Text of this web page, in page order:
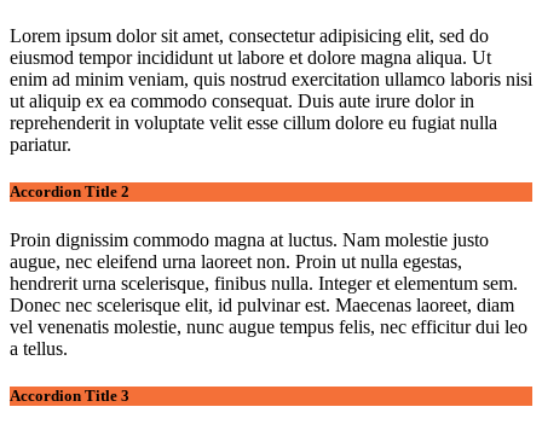
Lorem ipsum dolor sit amet, consectetur adipisicing elit, sed do
eiusmod tempor incididunt ut labore et dolore magna aliqua. Ut
enim ad minim veniam, quis nostrud exercitation ullamco laboris nisi
ut aliquip ex ea commodo consequat. Duis aute irure dolor in
reprehenderit in voluptate velit esse cillum dolore eu fugiat nulla
pariatur.
Accordion Title 2
Proin dignissim commodo magna at luctus. Nam molestie justo
augue, nec eleifend urna laoreet non. Proin ut nulla egestas,
hendrerit urna scelerisque, finibus nulla. Integer et elementum sem.
Donec nec scelerisque elit, id pulvinar est. Maecenas laoreet, diam
vel venenatis molestie, nunc augue tempus felis, nec efficitur dui leo
a tellus.
Accordion Title 3